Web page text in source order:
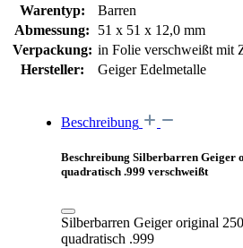
Warentyp:
Barren
Abmessung:
51 x 51 x 12,0 mm
Verpackung: in Folie verschweißt mit
Hersteller:
Geiger Edelmetalle
Beschreibung
Beschreibung Silberbarren Geiger
quadratisch .999 verschweißt
Silberbarren Geiger original
quadratisch .999